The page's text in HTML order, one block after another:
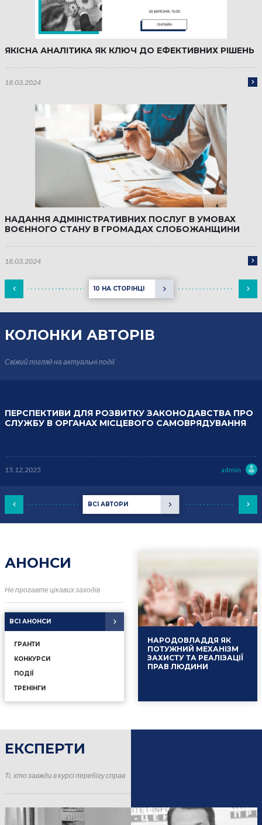
ЯКІСНА АНАЛІТИКА ЯК КЛЮЧ ДО ЕФЕКТИВНИХ РІШЕНЬ
18.03.2024
НАДАННЯ АДМІНІСТРАТИВНИХ ПОСЛУГ В УМОВАХ
ВОЄННОГО СТАНУ В ГРОМАДАХ СЛОБОЖАНЩИНИ
18.03.2024
10 НА СТОРІНЦІ
КОЛОНКИ АВТОРІВ
Свіжий погляд на актуальні події
ВСІ АВТОРИ
ПЕРСПЕКТИВИ ДЛЯ РОЗВИТКУ ЗАКОНОДАВСТВА ПРО
СЛУЖБУ В ОРГАНАХ МІСЦЕВОГО САМОВРЯДУВАННЯ
15.12.2025 admin
АНОНСИ
Не прогавте цікавих заходів
ВСІ АНОНСИ
ГРАНТИ
КОНКУРСИ
ПОДІЇ
ТРЕНІНГИ
НАРОДОВЛАДДЯ ЯК
ПОТУЖНИЙ МЕХАНІЗМ
ЗАХИСТУ ТА РЕАЛІЗАЦІЇ
ПРАВ ЛЮДИНИ
ЕКСПЕРТИ
Ті, хто завжди в курсі перебігу справ